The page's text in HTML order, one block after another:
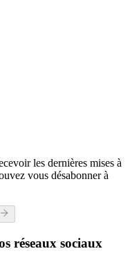
les dernières mises à
vous désabonner à
réseaux sociaux